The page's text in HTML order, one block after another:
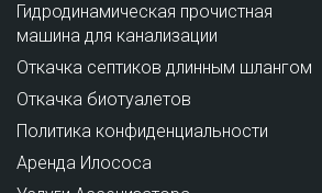
Гидродинамическая прочистная
машина для канализации
Откачка септиков длинным шлангом
Откачка биотуалетов
Политика конфиденциальности
Аренда Илососа